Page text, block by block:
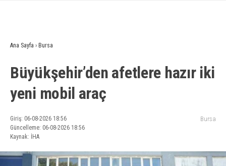
Ana Sayfa › Bursa
Büyükşehir’den afetlere hazır iki
yeni mobil araç
Giriş: 06-08-2026 18:56
Güncelleme: 06-08-2026 18:56
Kaynak: İHA
Bursa